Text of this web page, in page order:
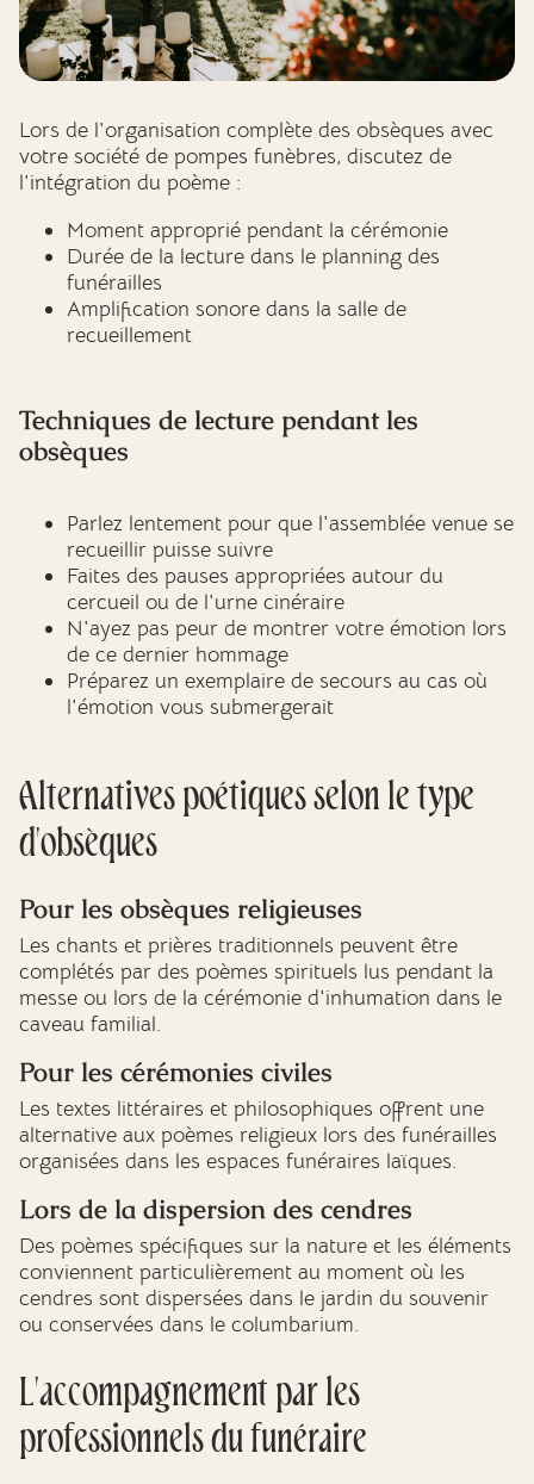
Lors de l'organisation complète des obsèques avec
votre société de pompes funèbres, discutez de
l'intégration du poème :
Moment approprié pendant la cérémonie
Durée de la lecture dans le planning des
funérailles
Amplification sonore dans la salle de
recueillement
Techniques de lecture pendant les
obsèques
Parlez lentement pour que l'assemblée venue se
recueillir puisse suivre
Faites des pauses appropriées autour du
cercueil ou de l'urne cinéraire
N'ayez pas peur de montrer votre émotion lors
de ce dernier hommage
Préparez un exemplaire de secours au cas où
l'émotion vous submergerait
Alternatives poétiques selon le type
d'obsèques
Pour les obsèques religieuses
Les chants et prières traditionnels peuvent être
complétés par des poèmes spirituels lus pendant la
messe ou lors de la cérémonie d'inhumation dans le
caveau familial.
Pour les cérémonies civiles
Les textes littéraires et philosophiques offrent une
alternative aux poèmes religieux lors des funérailles
organisées dans les espaces funéraires laïques.
Lors de la dispersion des cendres
Des poèmes spécifiques sur la nature et les éléments
conviennent particulièrement au moment où les
cendres sont dispersées dans le jardin du souvenir
ou conservées dans le columbarium.
L'accompagnement par les
professionnels du funéraire